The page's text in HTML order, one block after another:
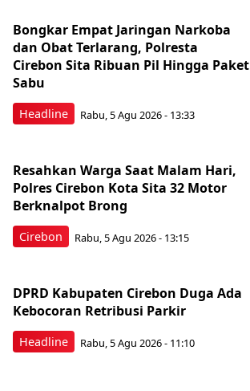
Headline
Bongkar Empat Jaringan Narkoba
dan Obat Terlarang, Polresta
Cirebon Sita Ribuan Pil Hingga Paket
Sabu
Rabu, 5 Agu 2026 - 13:33
Cirebon
Resahkan Warga Saat Malam Hari,
Polres Cirebon Kota Sita 32 Motor
Berknalpot Brong
Rabu, 5 Agu 2026 - 13:15
Headline
DPRD Kabupaten Cirebon Duga Ada
Kebocoran Retribusi Parkir
Rabu, 5 Agu 2026 - 11:10